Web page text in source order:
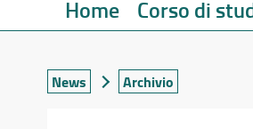
Home Corso di
News Archivio